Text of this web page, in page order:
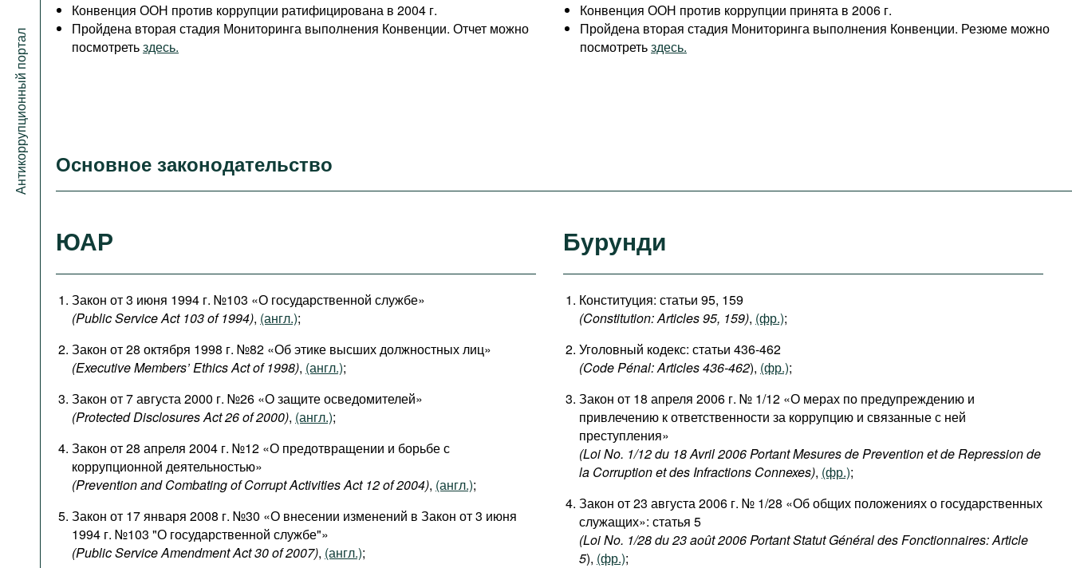
Антикоррупционный портал
Конвенция ООН против коррупции ратифицирована в 2004 г.
Пройдена вторая стадия Мониторинга выполнения Конвенции. Отчет можно
посмотретьздесь.
Конвенция ООН против коррупции принята в 2006 г.
Пройдена вторая стадия Мониторинга выполнения Конвенции. Резюме можно
посмотретьздесь.
Основное законодательство
ЮАР
Закон от 3 июня 1994 г. №103 «О государственной службе»
(Public Service Act 103 of 1994), (англ.);
Закон от 28 октября 1998 г. №82 «Об этике высших должностных лиц»
(Executive Members’ Ethics Act of 1998), (англ.);
Закон от 7 августа 2000 г. №26 «О защите осведомителей»
(Protected Disclosures Act 26 of 2000), (англ.);
Закон от 28 апреля 2004 г. №12 «О предотвращении и борьбе с
коррупционной деятельностью»
(Prevention and Combating of Corrupt Activities Act 12 of 2004), (англ.);
Закон от 17 января 2008 г. №30 «О внесении изменений в Закон от 3 июня
1994 г. №103 "О государственной службе"»
(Public Service Amendment Act 30 of 2007), (англ.);
Бурунди
Конституция: статьи 95, 159
(Constitution: Articles 95, 159), (фр.);
Уголовный кодекс: статьи 436-462
(Code Pénal: Articles 436-462), (фр.);
Закон от 18 апреля 2006 г. № 1/12 «О мерах по предупреждению и
привлечению к ответственности за коррупцию и связанные с ней
преступления»
(Loi No. 1/12 du 18 Avril 2006 Portant Mesures de Prevention et de Repression de
la Corruption et des Infractions Connexes), (фр.);
Закон от 23 августа 2006 г. № 1/28 «Об общих положениях о государственных
служащих»: статья 5
(Loi No. 1/28 du 23 août 2006 Portant Statut Général des Fonctionnaires: Article
5), (фр.);